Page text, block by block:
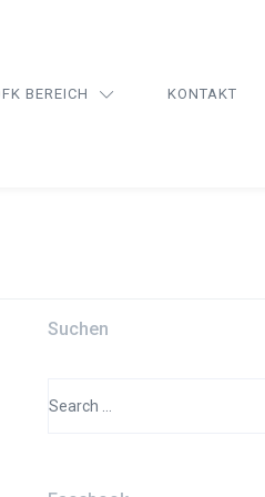
BEREICH KONTAKT
Suchen
for: